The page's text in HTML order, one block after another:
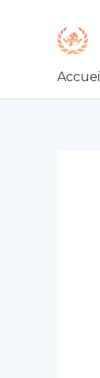
Accueil